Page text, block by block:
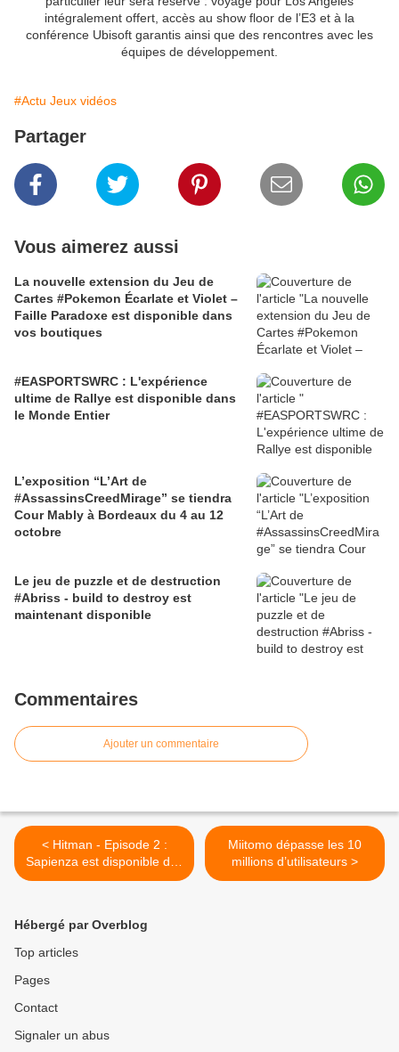
intégralement offert, accès au show floor de l’E3 et à la
conférence Ubisoft garantis ainsi que des rencontres avec les
équipes de développement.
#Actu Jeux vidéos
Partager
Vous aimerez aussi
La nouvelle extension du Jeu de
Cartes #Pokemon Écarlate et Violet –
Faille Paradoxe est disponible dans
vos boutiques
#EASPORTSWRC : L'expérience
ultime de Rallye est disponible dans
le Monde Entier
L’exposition “L’Art de
#AssassinsCreedMirage” se tiendra
Cour Mably à Bordeaux du 4 au 12
octobre
Le jeu de puzzle et de destruction
#Abriss - build to destroy est
maintenant disponible
Commentaires
Ajouter un commentaire
< Hitman - Episode 2 :
Sapienza est disponible dès
Miitomo dépasse les 10
millions d’utilisateurs >
Hébergé par Overblog
Top articles
Pages
Contact
Signaler un abus